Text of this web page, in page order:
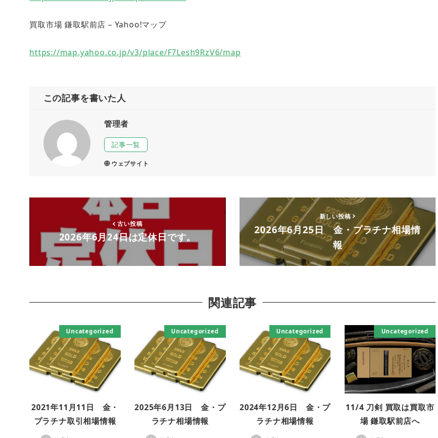
買取市場 鎌取駅前店 – Yahoo!マップ
https://map.yahoo.co.jp/v3/place/F7Lesh9RzV6/map
この記事を書いた人
管理者
記事一覧
ウェブサイト
古い投稿
2026年6月24日は定休日です。
新しい投稿
2026年6月25日 金・プラチナ相場情
報
関連記事
Uncategorized
2021年11月11日 金・
プラチナ取引相場情報
Uncategorized
2025年6月13日 金・プ
ラチナ相場情報
Uncategorized
2024年12月6日 金・プ
ラチナ相場情報
Uncategorized
11/4 刀剣 買取は買取市
場 鎌取駅前店へ